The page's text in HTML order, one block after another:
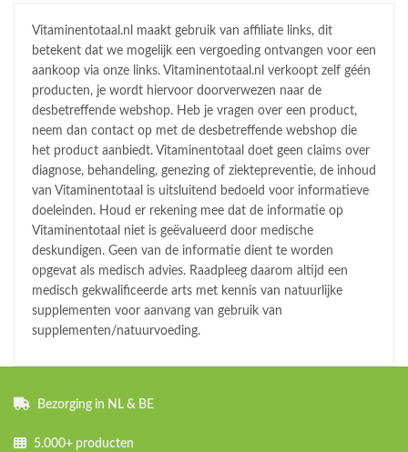
Vitaminentotaal.nl maakt gebruik van affiliate links, dit
betekent dat we mogelijk een vergoeding ontvangen voor een
aankoop via onze links. Vitaminentotaal.nl verkoopt zelf géén
producten, je wordt hiervoor doorverwezen naar de
desbetreffende webshop. Heb je vragen over een product,
neem dan contact op met de desbetreffende webshop die
het product aanbiedt. Vitaminentotaal doet geen claims over
diagnose, behandeling, genezing of ziektepreventie, de inhoud
van Vitaminentotaal is uitsluitend bedoeld voor informatieve
doeleinden. Houd er rekening mee dat de informatie op
Vitaminentotaal niet is geëvalueerd door medische
deskundigen. Geen van de informatie dient te worden
opgevat als medisch advies. Raadpleeg daarom altijd een
medisch gekwalificeerde arts met kennis van natuurlijke
supplementen voor aanvang van gebruik van
supplementen/natuurvoeding.
Bezorging in NL & BE
5.000+ producten